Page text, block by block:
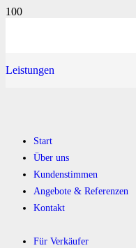
Leistungen
Start
Über uns
Kundenstimmen
Angebote & Referenzen
Kontakt
Für Verkäufer